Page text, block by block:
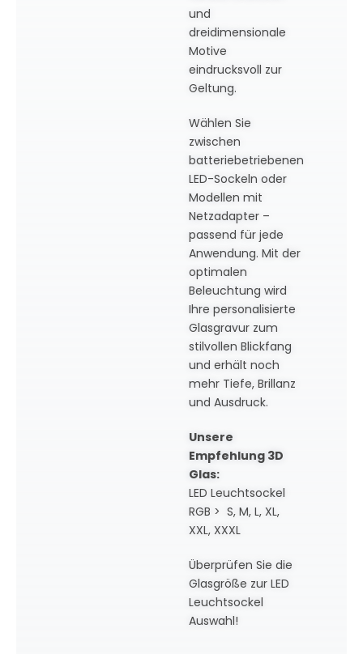
und
dreidimensionale
Motive
eindrucksvoll zur
Geltung.
Wählen Sie
zwischen
batteriebetriebenen
LED-Sockeln oder
Modellen mit
Netzadapter –
passend für jede
Anwendung. Mit der
optimalen
Beleuchtung wird
Ihre personalisierte
Glasgravur zum
stilvollen Blickfang
und erhält noch
mehr Tiefe, Brillanz
und Ausdruck.
Unsere
Empfehlung 3D
Glas:
LED Leuchtsockel
RGB > S, M, L, XL,
XXL, XXXL
Überprüfen Sie die
Glasgröße zur LED
Leuchtsockel
Auswahl!